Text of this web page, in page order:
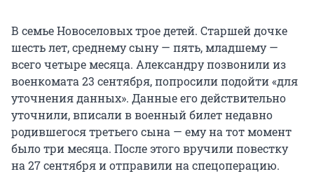
В семье Новоселовых трое детей. Старшей дочке
шесть лет, среднему сыну — пять, младшему —
всего четыре месяца. Александру позвонили из
военкомата 23 сентября, попросили подойти «для
уточнения данных». Данные его действительно
уточнили, вписали в военный билет недавно
родившегося третьего сына — ему на тот момент
было три месяца. После этого вручили повестку
на 27 сентября и отправили на спецоперацию.